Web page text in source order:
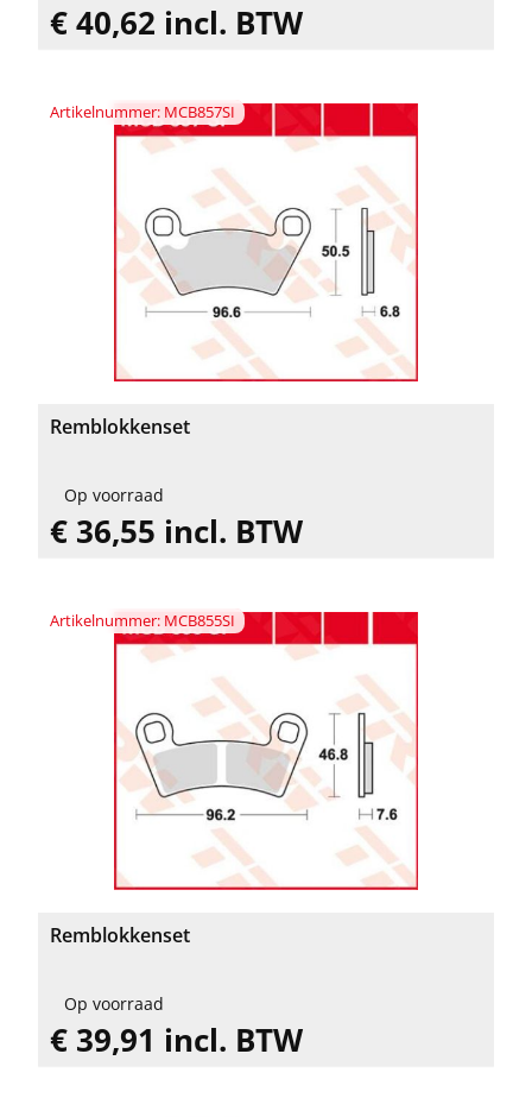
€ 40,62 incl. BTW
Artikelnummer: MCB857SI
Remblokkenset
Op voorraad
€ 36,55 incl. BTW
Artikelnummer: MCB855SI
Remblokkenset
Op voorraad
€ 39,91 incl. BTW